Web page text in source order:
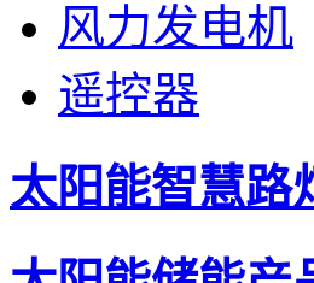
风力发电机
遥控器
太阳能智慧路